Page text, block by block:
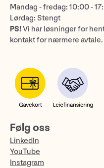
Mandag - fredag: 10:00 -
Lørdag: Stengt
PS!Vi har løsninger for
kontakt for nærmere avtale.
Følg oss
LinkedIn
YouTube
Instagram